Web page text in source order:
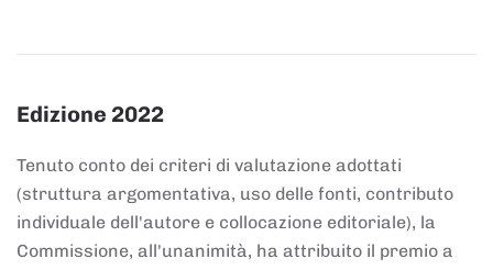
Edizione 2022
Tenuto conto dei criteri di valutazione adottati
(struttura argomentativa, uso delle fonti, contributo
individuale dell'autore e collocazione editoriale), la
Commissione, all'unanimità, ha attribuito il premio a